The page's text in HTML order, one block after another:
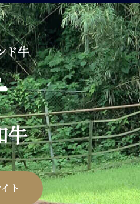
ド牛
牛
ト